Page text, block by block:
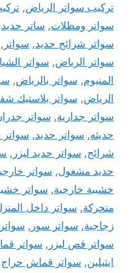
تركيب سواتر الرياض,
سواتر ومظلات, ساتر حديد,
سواتر شرائح حديد, سواتر ,
سواتر الرياض, سواتر
المنيوم, سواتر بالرياض,
الرياض, سواتر بلاستيك
سواتر جدارية, سواتر
حديثه, سواتر حديد, سواتر
شرائح, سواتر حديد ليزر ,
حديد مشغول, سواتر
خشبية خارجية, سواتر
متحركة, سواتر داخل
زجاجية, سواتر سور ,
سواتر قص ليزر , سواتر
ايثيلين, سواتر قماش حراج,